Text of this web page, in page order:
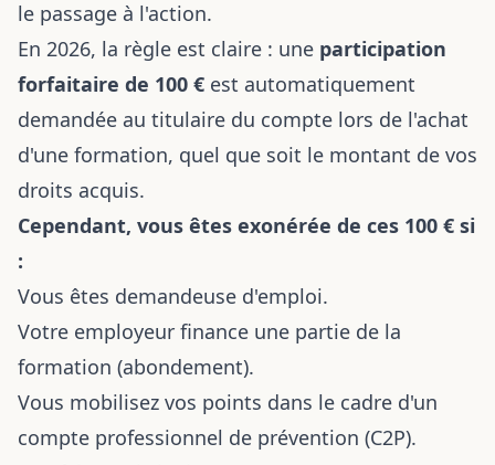
le passage à l'action.
En 2026, la règle est claire : une participation
forfaitaire de 100 € est automatiquement
demandée au titulaire du compte lors de l'achat
d'une formation, quel que soit le montant de vos
droits acquis.
Cependant, vous êtes exonérée de ces 100 € si
:
Vous êtes demandeuse d'emploi.
Votre employeur finance une partie de la
formation (abondement).
Vous mobilisez vos points dans le cadre d'un
compte professionnel de prévention (C2P).